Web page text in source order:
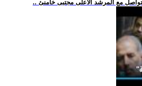
مع المرشد الأعلى مجتبى خامنئ